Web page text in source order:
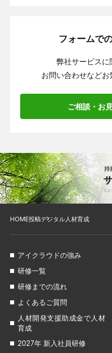
フォームで
弊社サービスに
お問い合わせなど
ご相談・お
HOME投稿デジタル人材育成
アイクラウドの強み
研修一覧
研修までの流れ
よくあるご質問
人材開発支援助成金で人材
育成
2027年 新入社員研修